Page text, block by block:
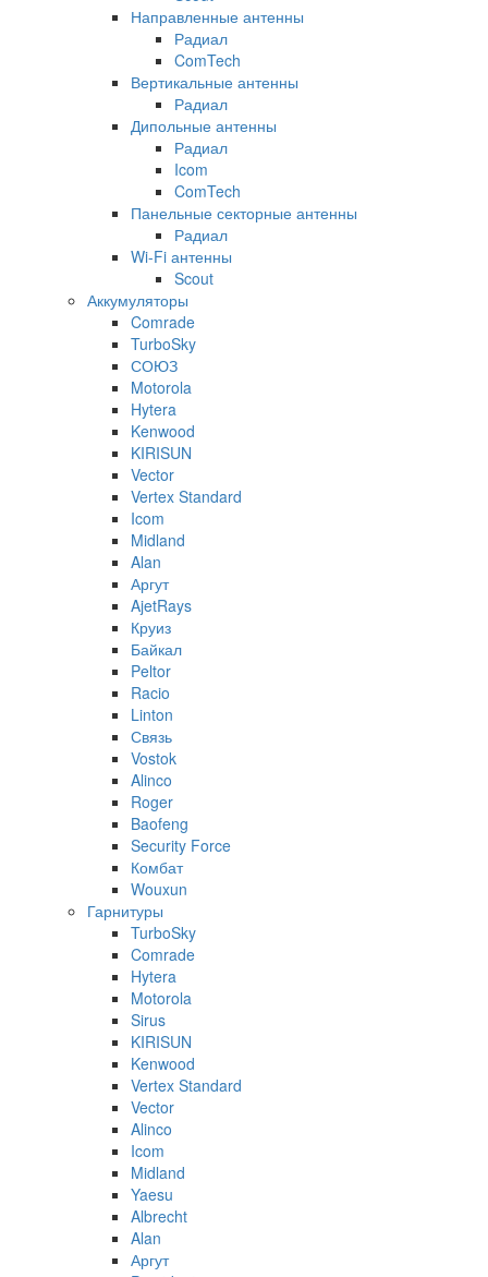
Направленные антенны
Радиал
ComTech
Вертикальные антенны
Радиал
Дипольные антенны
Радиал
Icom
ComTech
Панельные секторные антенны
Радиал
Wi-Fi антенны
Scout
Аккумуляторы
Comrade
TurboSky
СОЮЗ
Motorola
Hytera
Kenwood
KIRISUN
Vector
Vertex Standard
Icom
Midland
Alan
Аргут
AjetRays
Круиз
Байкал
Peltor
Racio
Linton
Связь
Vostok
Alinco
Roger
Baofeng
Security Force
Комбат
Wouxun
Гарнитуры
TurboSky
Comrade
Hytera
Motorola
Sirus
KIRISUN
Kenwood
Vertex Standard
Vector
Alinco
Icom
Midland
Yaesu
Albrecht
Alan
Аргут